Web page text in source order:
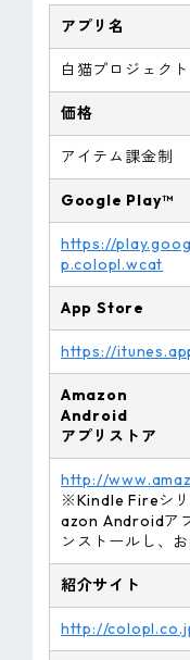
アプリ名
白猫プロジェクト
価格
アイテム課金制
Google Play™
https://
p.colopl.wcat
App Store
https://
Amazon
Android
アプリストア
http://
※Kindle Fireシリ
azon Androidア
ンストールし、
紹介サイト
http://